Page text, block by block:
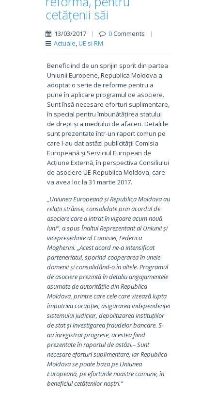
cetățenii săi
13/03/2017 | 0Comments
|
Actuale,UE si RM
Beneficiind de un sprijin sporit din partea
Uniunii Europene, Republica Moldova a
adoptat o serie de reforme pentru a
pune în aplicare programul de asociere.
Sunt însă necesare eforturi suplimentare,
în special pentru îmbunătățirea statului
de drept și a mediului de afaceri. Detaliile
sunt prezentate într-un raport comun pe
care l-au dat astăzi publicității Comisia
Europeană și Serviciul European de
Acțiune Externă, în perspectiva Consiliului
de asociere UE-Republica Moldova, care
va avea loc la 31 martie 2017.
„Uniunea Europeană și Republica Moldova au
relații strânse, consolidate prin acordul de
asociere care a intrat în vigoare acum nouă
luni”, a spus Înaltul Reprezentant al Uniunii și
vicepreședinte al Comisiei, Federica
Mogherini. „Acest acord ne-a intensificat
parteneriatul, sporind cooperarea în unele
domenii și consolidând-o în altele. Programul
de asociere prezintă în detaliu angajamentele
asumate de autoritățile din Republica
Moldova, printre care cele care vizează lupta
împotriva corupției, asigurarea independenței
sistemului judiciar, depolitizarea instituțiilor
de stat și investigarea fraudelor bancare. S-
au înregistrat progrese, acestea fiind
prezentate în raportul de astăzi.– Sunt
necesare eforturi suplimentare, iar Republica
Moldova se poate baza pe Uniunea
Europeană, pe eforturile noastre comune, în
beneficiul cetățenilor noștri.”